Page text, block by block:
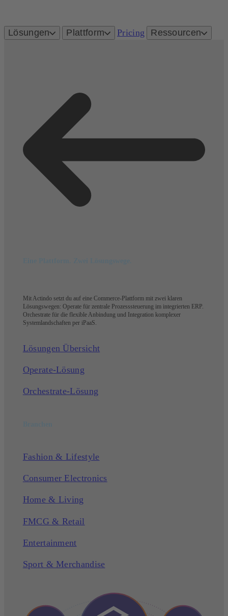
Lösungen Plattform Pricing Ressourcen
Mit Actindo setzt du auf eine Commerce-Plattform mit zwei klaren
Lösungswegen: Operate für zentrale Prozesssteuerung im integrierten ERP.
Orchestrate für die flexible Anbindung und Integration komplexer
Systemlandschaften per iPaaS.
Lösungen Übersicht
Operate-Lösung
Orchestrate-Lösung
Fashion & Lifestyle
Consumer Electronics
Home & Living
FMCG & Retail
Entertainment
Sport & Merchandise